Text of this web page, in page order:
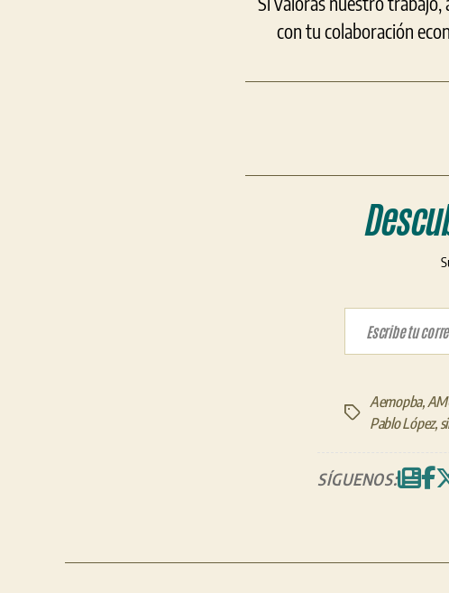
con tu colaboración
Escribe tu correo electrónico…
Etiquetas
Aemopba,
Pablo López,
SÍGUENOS: